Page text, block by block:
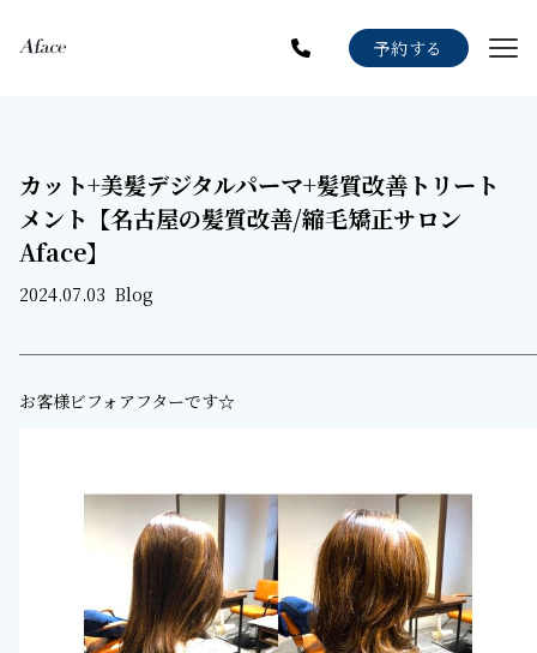
予約する
Blog
News
カット+美髪デジタルパーマ+髪質改善トリート
メント【名古屋の髪質改善/縮毛矯正サロン
Aface】
2024.07.03 Blog
お客様ビフォアフターです☆